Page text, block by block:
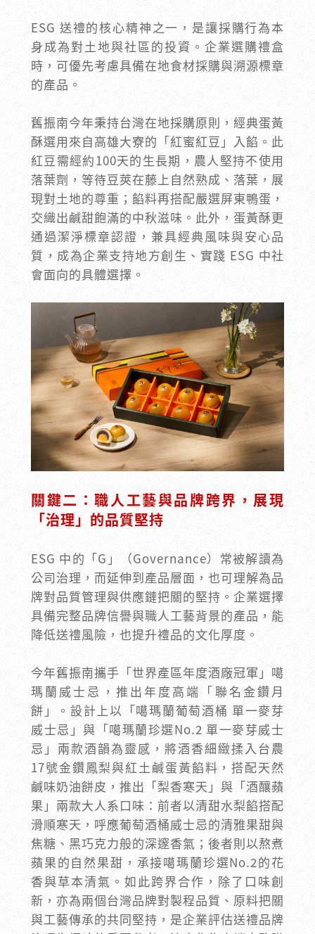
ESG 送禮的核心精神之一，是讓採購行為本
身成為對土地與社區的投資。企業選購禮盒
時，可優先考慮具備在地食材採購與溯源標章
的產品。
舊振南今年秉持台灣在地採購原則，經典蛋黃
酥選用來自高雄大寮的「紅蜜紅豆」入餡。此
紅豆需經約100天的生長期，農人堅持不使用
落葉劑，等待豆莢在藤上自然熟成、落葉，展
現對土地的尊重；餡料再搭配嚴選屏東鴨蛋，
交織出鹹甜飽滿的中秋滋味。此外，蛋黃酥更
通過潔淨標章認證，兼具經典風味與安心品
質，成為企業支持地方創生、實踐 ESG 中社
會面向的具體選擇。
關鍵二：職人工藝與品牌跨界，展現
「治理」的品質堅持
ESG 中的「G」（Governance）常被解讀為
公司治理，而延伸到產品層面，也可理解為品
牌對品質管理與供應鏈把關的堅持。企業選擇
具備完整品牌信譽與職人工藝背景的產品，能
降低送禮風險，也提升禮品的文化厚度。
今年舊振南攜手「世界產區年度酒廠冠軍」噶
瑪蘭威士忌，推出年度高端「聯名金鑽月
餅」。設計上以「噶瑪蘭葡萄酒桶 單一麥芽
威士忌」與「噶瑪蘭珍選No.2 單一麥芽威士
忌」兩款酒韻為靈感，將酒香細緻揉入台農
17號金鑽鳳梨與紅土鹹蛋黃餡料，搭配天然
鹹味奶油餅皮，推出「梨香寒天」與「酒釀蘋
果」兩款大人系口味：前者以清甜水梨餡搭配
滑順寒天，呼應葡萄酒桶威士忌的清雅果甜與
焦糖、黑巧克力般的深邃香氣；後者則以熬煮
蘋果的自然果甜，承接噶瑪蘭珍選No.2的花
香與草本清氣。如此跨界合作，除了口味創
新，亦為兩個台灣品牌對製程品質、原料把關
與工藝傳承的共同堅持，是企業評估送禮品牌